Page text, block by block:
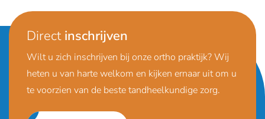
Direct inschrijven
Wilt u zich inschrijven bij onze ortho praktijk? Wij
heten u van harte welkom en kijken ernaar uit om u
te voorzien van de beste tandheelkundige zorg.